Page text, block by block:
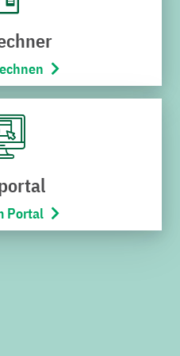
klimafreundlichen
weniger Belastung
Umwelt.
Portal